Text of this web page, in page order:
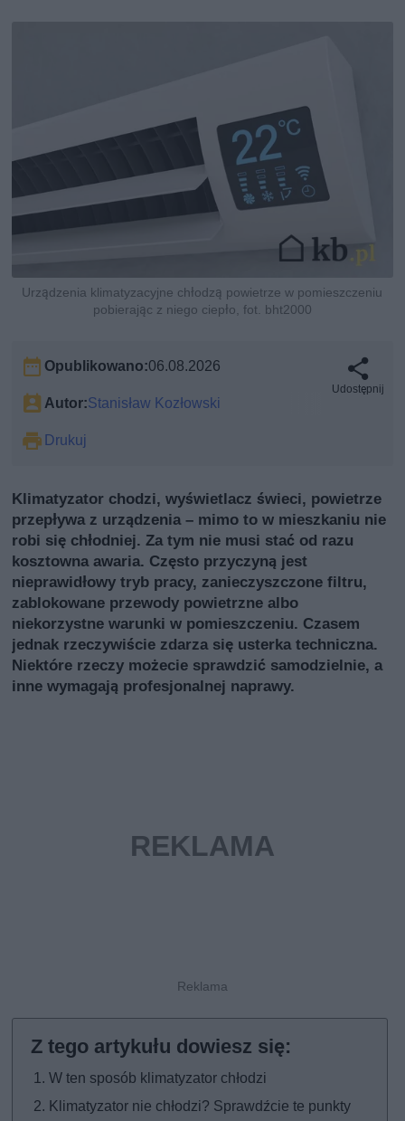
Urządzenia klimatyzacyjne chłodzą powietrze w pomieszczeniu
pobierając z niego ciepło, fot. bht2000
Opublikowano:06.08.2026
Autor:Stanisław Kozłowski
Drukuj
Udostępnij
Klimatyzator chodzi, wyświetlacz świeci, powietrze
przepływa z urządzenia – mimo to w mieszkaniu nie
robi się chłodniej. Za tym nie musi stać od razu
kosztowna awaria. Często przyczyną jest
nieprawidłowy tryb pracy, zanieczyszczone filtru,
zablokowane przewody powietrzne albo
niekorzystne warunki w pomieszczeniu. Czasem
jednak rzeczywiście zdarza się usterka techniczna.
Niektóre rzeczy możecie sprawdzić samodzielnie, a
inne wymagają profesjonalnej naprawy.
W ten sposób klimatyzator chłodzi
Klimatyzator nie chłodzi? Sprawdźcie te punkty